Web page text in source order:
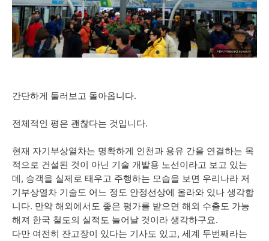
간단하게 둘러보고 돌아옵니다.
전체적인 평은 괜찮다는 것입니다.
현재 자기부상열차는 명확하게 인천과 용유 간을 연결하는 목
적으로 건설된 것이 아닌 기술 개발용 노선이라고 보고 있는
데, 승객을 실제로 태우고 주행하는 모습을 보면 우리나라 저
기부상열차 기술도 어느 정도 안정선상에 올라와 있나 생각합
니다. 만약 해외에서도 좋은 평가를 받으면 해외 수출도 가능
해져 한국 철도의 실적도 늘어날 것이라 생각하구요.
다만 여전히 잔고장이 있다는 기사도 있고, 세계 두번째라는